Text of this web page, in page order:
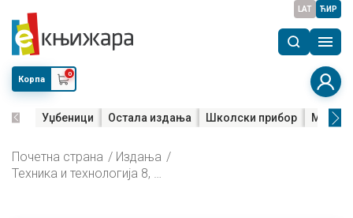
LAT ЋИР
Корпа
0
Уџбеници Остала издања Школски прибор Мала
Почетна страна
Издања
Техника и технологија 8, материјали за конструкторско моделовање са упутством на босанском језику